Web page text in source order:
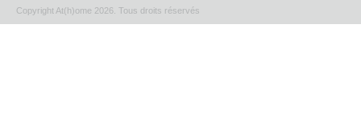
Copyright At(h)ome 2026. Tous droits réservés